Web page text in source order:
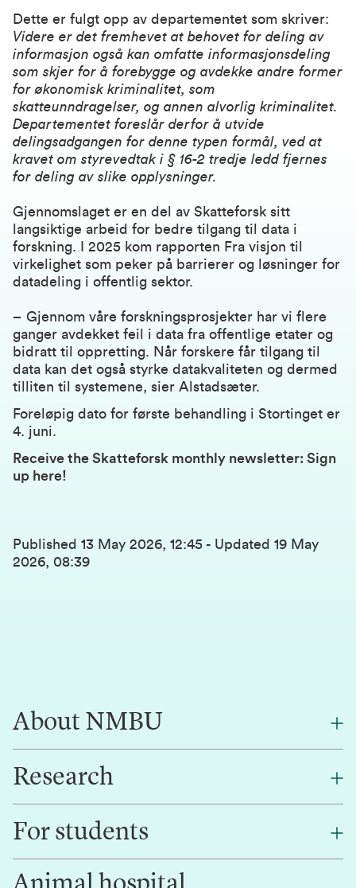
Dette er fulgt opp av departementet som skriver:
Videre er det fremhevet at behovet for deling av
informasjon også kan omfatte informasjonsdeling
som skjer for å forebygge og avdekke andre former
for økonomisk kriminalitet, som
skatteunndragelser, og annen alvorlig kriminalitet.
Departementet foreslår derfor å utvide
delingsadgangen for denne typen formål, ved at
kravet om styrevedtak i § 16-2 tredje ledd fjernes
for deling av slike opplysninger.
Gjennomslaget er en del av Skatteforsk sitt
langsiktige arbeid for bedre tilgang til data i
forskning. I 2025 kom rapporten Fra visjon til
virkelighet som peker på barrierer og løsninger for
datadeling i offentlig sektor.
– Gjennom våre forskningsprosjekter har vi flere
ganger avdekket feil i data fra offentlige etater og
bidratt til oppretting. Når forskere får tilgang til
data kan det også styrke datakvaliteten og dermed
tilliten til systemene, sier Alstadsæter.
Foreløpig dato for første behandling i Stortinget er
4. juni.
Receive the Skatteforsk monthly newsletter: Sign
up here!
Published 13 May 2026, 12:45 - Updated 19 May
2026, 08:39
About NMBU
About NMBU
Research
Research
Innovation
For students